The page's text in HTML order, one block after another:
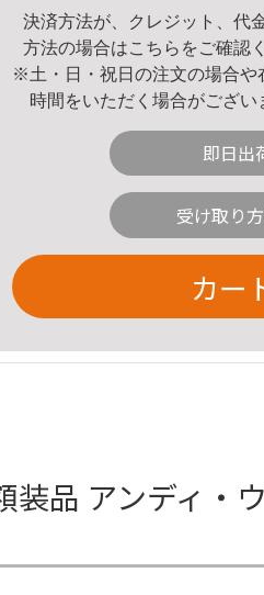
決済方法が、クレジット、代
方法の場合はこちら をご確認
※土・日・祝日の注文の場合や
時間をいただく場合がござい
即日出
受け取り
カー
品 アンディ・